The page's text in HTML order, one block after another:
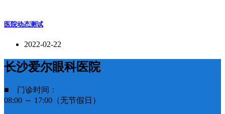
医院动态测试
2022-02-22
长沙爱尔眼科医院
■ 门诊时间：
08:00 ～ 17:00（无节假日）